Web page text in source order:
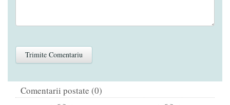
Comentarii postate (0)